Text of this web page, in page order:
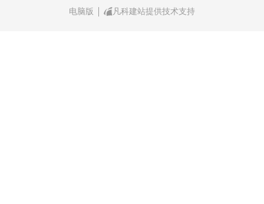
电脑版
凡科建站提供技术支持